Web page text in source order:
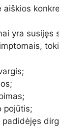
aiškios
yra susijęs
pojūtis;